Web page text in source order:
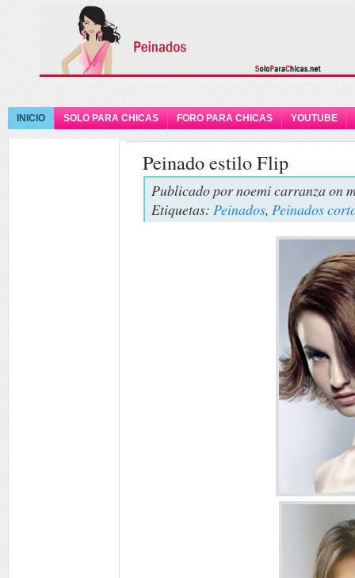
INICIO SOLO PARA CHICAS FORO PARA CHICAS YOUTUBE
Peinado estilo Flip
Publicado pornoemi carranzaon
Etiquetas: Peinados, Peinados